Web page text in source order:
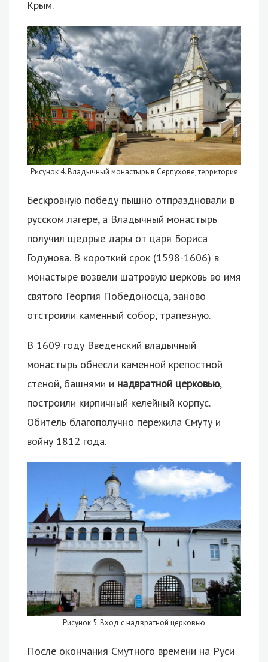
Крым.
Рисунок 4. Владычный монастырь в Серпухове, территория
Бескровную победу пышно отпраздновали в
русском лагере, а Владычный монастырь
получил щедрые дары от царя Бориса
Годунова. В короткий срок (1598-1606) в
монастыре возвели шатровую церковь во имя
святого Георгия Победоносца, заново
отстроили каменный собор, трапезную.
В 1609 году Введенский владычный
монастырь обнесли каменной крепостной
стеной, башнями и надвратной церковью,
построили кирпичный келейный корпус.
Обитель благополучно пережила Смуту и
войну 1812 года.
Рисунок 5. Вход с надвратной церковью
После окончания Смутного времени на Руси